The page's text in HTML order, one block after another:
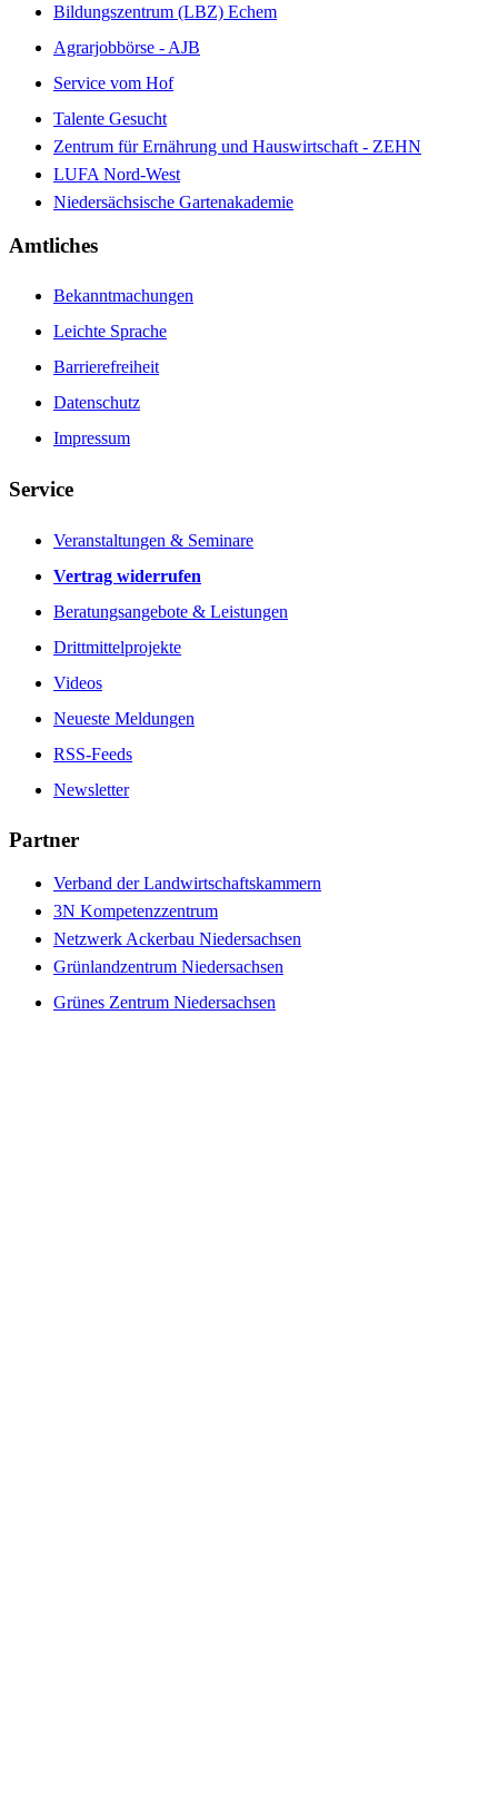
Bildungszentrum (LBZ) Echem
Agrarjobbörse - AJB
Service vom Hof
Talente Gesucht
Zentrum für Ernährung und Hauswirtschaft - ZEHN
LUFA Nord-West
Niedersächsische Gartenakademie
Amtliches
Bekanntmachungen
Leichte Sprache
Barrierefreiheit
Datenschutz
Impressum
Service
Veranstaltungen & Seminare
Vertrag widerrufen
Beratungsangebote & Leistungen
Drittmittelprojekte
Videos
Neueste Meldungen
RSS-Feeds
Newsletter
Partner
Verband der Landwirtschaftskammern
3N Kompetenzzentrum
Netzwerk Ackerbau Niedersachsen
Grünlandzentrum Niedersachsen
Grünes Zentrum Niedersachsen